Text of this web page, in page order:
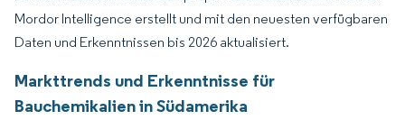
Mordor Intelligence erstellt und mit den neuesten verfügbaren
Daten und Erkenntnissen bis 2026 aktualisiert.
Markttrends und Erkenntnisse für
Bauchemikalien in Südamerika